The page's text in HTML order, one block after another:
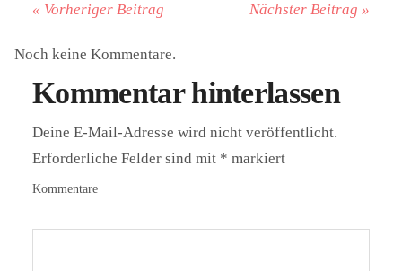
« Vorheriger Beitrag Nächster Beitrag »
Noch keine Kommentare.
Kommentar hinterlassen
Deine E-Mail-Adresse wird nicht veröffentlicht.
Erforderliche Felder sind mit * markiert
Kommentare